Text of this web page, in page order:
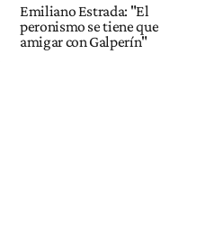
Emiliano Estrada: "El
peronismo se tiene que
amigar con Galperín"